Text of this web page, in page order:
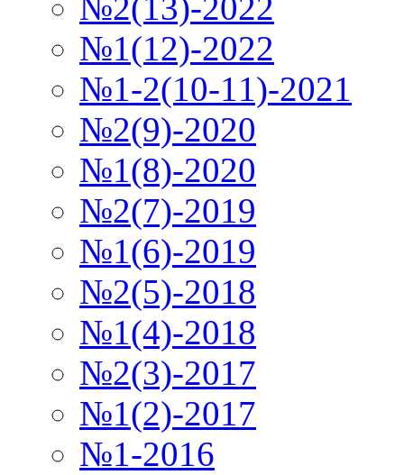
№2(13)-2022
№1(12)-2022
№1-2(10-11)-2021
№2(9)-2020
№1(8)-2020
№2(7)-2019
№1(6)-2019
№2(5)-2018
№1(4)-2018
№2(3)-2017
№1(2)-2017
№1-2016